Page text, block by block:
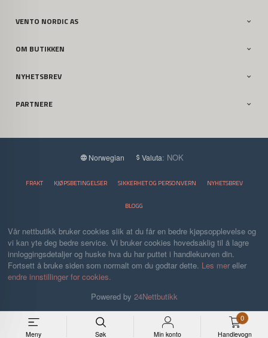
Meny Søk Min konto Handlevogn
0
VENTO NORDIC AS
OM BUTIKKEN
NYHETSBREV
PARTNERE
Norwegian Valuta: NOK
FRAKT KJØPSBETINGELSER SIKKERHET OG PERSONVERN NYHETSBREV
BLOGG
Vår nettbutikk bruker cookies slik at du får en bedre kjøpsopplevelse og
vi kan yte deg bedre service. Vi bruker cookies hovedsaklig til å lagre
innloggingsdetaljer og huske hva du har puttet i handlekurven din.
Fortsett å bruke siden som normalt om du godtar dette. Les mer eller
endre innstillinger for cookies.
Powered by 24Nettbutikk